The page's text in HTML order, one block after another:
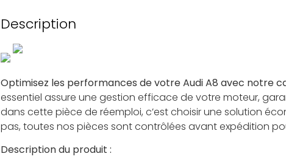
Description
Optimisez les performances de votre Audi A8 avec notre
essentiel assure une gestion efficace de votre moteur,
dans cette pièce de réemploi, c’est choisir une solution
pas, toutes nos pièces sont contrôlées avant expédition
Description du produit :